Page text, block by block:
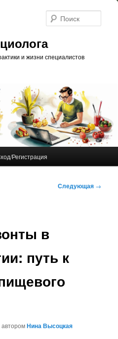
и жизни специалистов
Регистрация
Следующая →
в
путь к
авторомНина Высоцкая